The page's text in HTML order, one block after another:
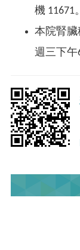
機 11671。
本院腎
週三下午